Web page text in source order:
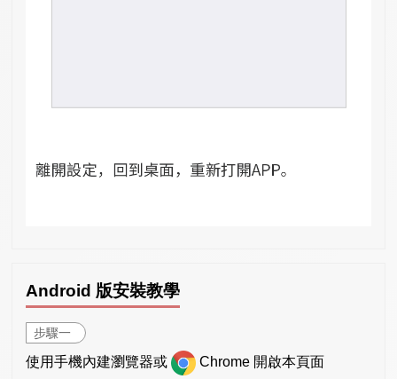
Android 版安裝教學
步驟一
使用手機內建瀏覽器或 Chrome 開啟本頁面